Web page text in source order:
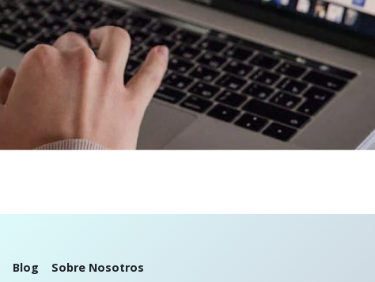
Blog Sobre Nosotros